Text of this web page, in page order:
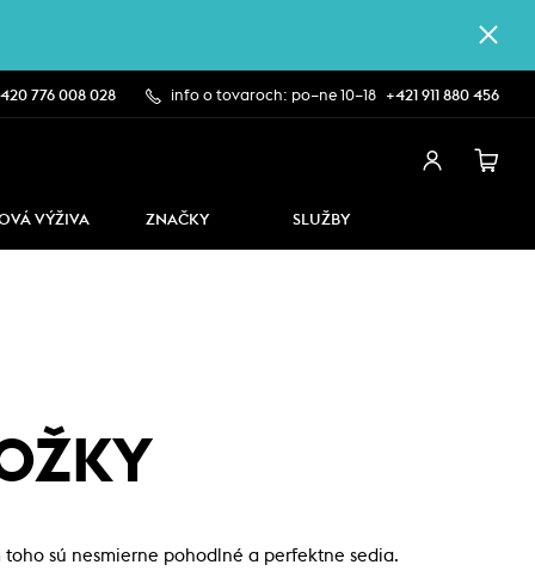
776 008 028 info o tovaroch: po–ne 10–18 +421 911 880 456
VÝŽIVA ZNAČKY SLUŽBY
sú nesmierne pohodlné a perfektne sedia.